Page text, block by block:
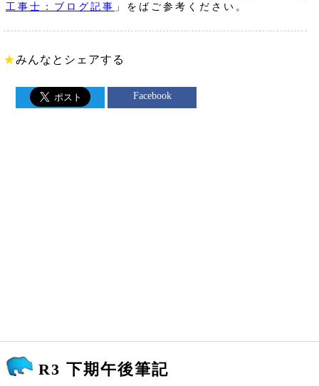
工事士：ブログ記事 」をばご参考ください。
★みんなとシェアする
Facebook
R3 下期午後筆記